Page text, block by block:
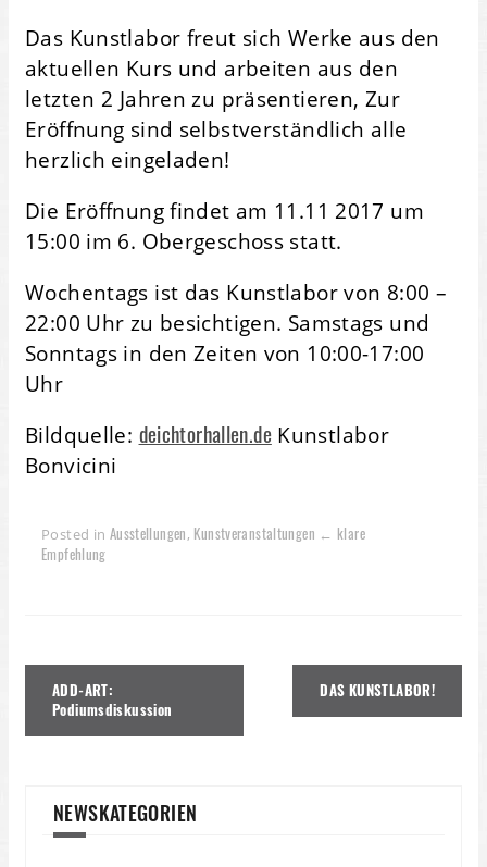
Das Kunstlabor freut sich Werke aus den
aktuellen Kurs und arbeiten aus den
letzten 2 Jahren zu präsentieren, Zur
Eröffnung sind selbstverständlich alle
herzlich eingeladen!
Die Eröffnung findet am 11.11 2017 um
15:00 im 6. Obergeschoss statt.
Wochentags ist das Kunstlabor von 8:00 –
22:00 Uhr zu besichtigen. Samstags und
Sonntags in den Zeiten von 10:00-17:00
Uhr
Bildquelle: deichtorhallen.deKunstlabor
Bonvicini
Posted in Ausstellungen, Kunstveranstaltungen ← klare
Empfehlung
Beitragsnavigation
ADD-ART:
Podiumsdiskussion
DAS KUNSTLABOR!
NEWSKATEGORIEN